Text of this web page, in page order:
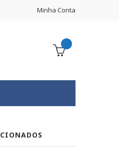
Minha Conta